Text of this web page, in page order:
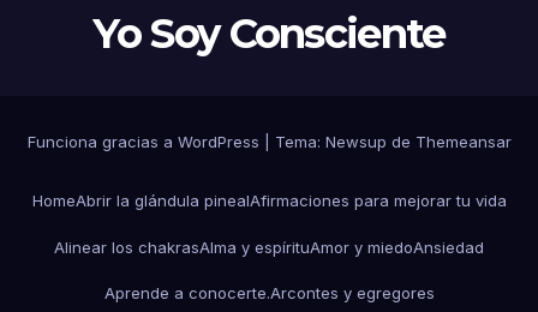
Yo Soy Consciente
Funciona gracias a WordPress Tema: Newsup de Themeansar
HomeAbrir la glándula pinealAfirmaciones para mejorar tu vida
Alinear los chakrasAlma y espírituAmor y miedoAnsiedad
Aprende a conocerte.Arcontes y egregores